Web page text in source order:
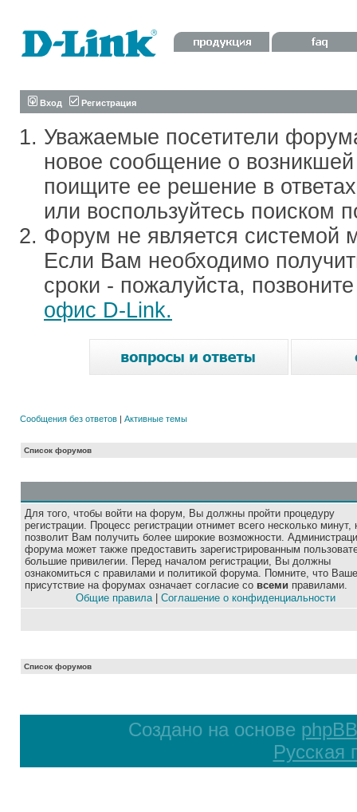
Вход Регистрация
Уважаемые посетители
новое сообщение о
поищите ее решение в
или воспользуйтесь поиском
Форум не является системой
Если Вам необходимо
сроки - пожалуйста,
офис D-Link.
Сообщения без ответов | Активные темы
Список форумов
Для того, чтобы войти на форум, Вы должны пройти процедуру
регистрации. Процесс регистрации отнимет всего несколько минут,
позволит Вам получить более широкие возможности.
форума может также предоставить зарегистрированным
большие привилегии. Перед началом регистрации, Вы должны
ознакомиться с правилами и политикой форума. Помните, что Ваше
присутствие на форумах означает согласие со всеми правилами.
Общие правила| Соглашение о конфиденциальности
Список форумов
Создано на основе phpBB
Русская